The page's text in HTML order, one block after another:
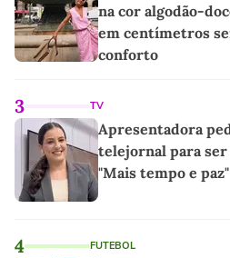
na cor algodão-
em centímetros
conforto
3 TV
Apresentadora
telejornal para
"Mais tempo e paz"
4 FUTEBOL